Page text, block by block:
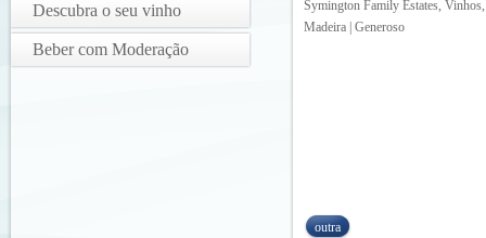
Descubra o seu vinho
Beber com Moderação
Symington Family Estates,
Madeira | Generoso
outra